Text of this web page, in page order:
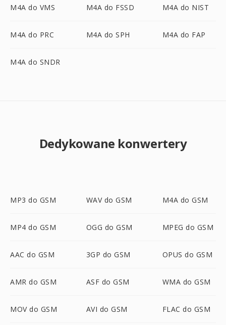
M4A do VMS M4A do FSSD M4A do NIST
M4A do PRC M4A do SPH M4A do FAP
M4A do SNDR
Dedykowane konwertery
MP3 do GSM WAV do GSM M4A do GSM
MP4 do GSM OGG do GSM MPEG do GSM
AAC do GSM 3GP do GSM OPUS do GSM
AMR do GSM ASF do GSM WMA do GSM
MOV do GSM AVI do GSM FLAC do GSM